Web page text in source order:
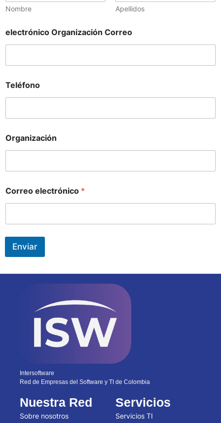
Nombre Apellidos
electrónico Organización Correo
Teléfono
Organización
Correo electrónico *
Enviar
Intersoftware
Red de Empresas del Software y TI de Colombia
Nuestra Red
Sobre nosotros
Servicios
Servicios TI